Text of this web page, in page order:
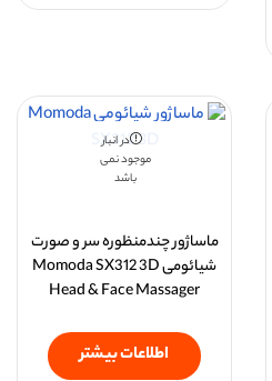
در انبار
موجود نمی
باشد
ماساژور چندمنظوره سر و صورت
شیائومی Momoda SX312 3D
Head & Face Massager
اطلاعات بیشتر